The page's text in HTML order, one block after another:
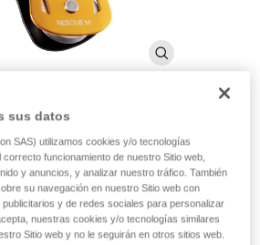
y altísimo rendimiento
de altísimo rendimiento, es ideal para
sus datos
SAS) utilizamos cookies y/o tecnologías
funcionamiento de nuestro Sitio web,
y anuncios, y analizar nuestro tráfico. También
su navegación en nuestro Sitio web con
y de redes sociales para personalizar
nuestras cookies y/o tecnologías similares
Sitio web y no le seguirán en otros sitios web.